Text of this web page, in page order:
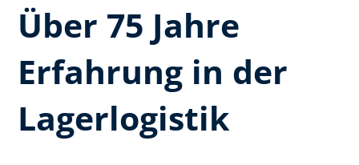
Über 75 Jahre
Erfahrung in der
Lagerlogistik